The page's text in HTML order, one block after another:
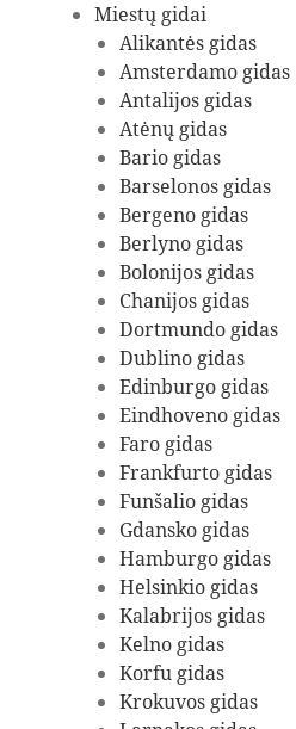
Miestų gidai
Alikantės gidas
Amsterdamo gidas
Antalijos gidas
Atėnų gidas
Bario gidas
Barselonos gidas
Bergeno gidas
Berlyno gidas
Bolonijos gidas
Chanijos gidas
Dortmundo gidas
Dublino gidas
Edinburgo gidas
Eindhoveno gidas
Faro gidas
Frankfurto gidas
Funšalio gidas
Gdansko gidas
Hamburgo gidas
Helsinkio gidas
Kalabrijos gidas
Kelno gidas
Korfu gidas
Krokuvos gidas